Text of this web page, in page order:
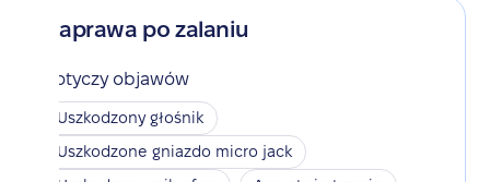
Naprawa po zalaniu
Dotyczy objawów
Uszkodzony głośnik
Uszkodzone gniazdo micro jack